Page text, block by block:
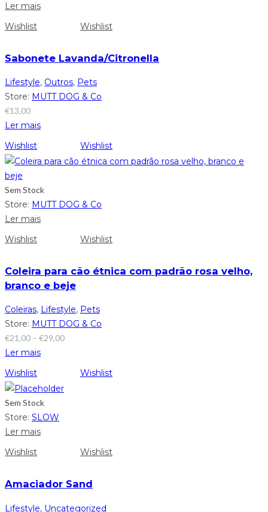
Ler mais
Wishlist
Wishlist
Sabonete Lavanda/Citronella
Lifestyle, Outros, Pets
Store: MUTT DOG & Co
€13,00
Ler mais
Wishlist
Wishlist
Sem Stock
Store: MUTT DOG & Co
Ler mais
Wishlist
Wishlist
Coleira para cão étnica com padrão rosa velho,
branco e beje
Coleiras, Lifestyle, Pets
Store: MUTT DOG & Co
€21,00 – €29,00
Ler mais
Wishlist
Wishlist
Sem Stock
Store: SLOW
Ler mais
Wishlist
Wishlist
Amaciador Sand
Lifestyle, Uncategorized